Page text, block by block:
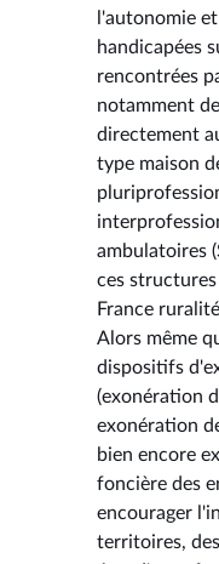
l'autonomie
handicapées
rencontrées
notamment
directement
type maison
ambulatoires
ces
France
Alors même
dispositifs
(exonération
exonération
bien encore
foncière des
encourager
territoires,